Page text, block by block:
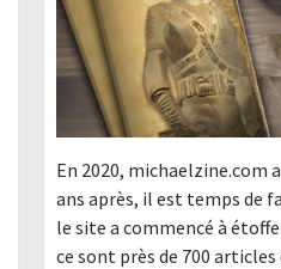
En 2020, michaelzine.com
ans après, il est temps de
le site a commencé à
ce sont près de 700